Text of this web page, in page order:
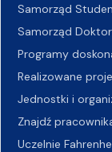
Samorząd
Samorząd
Programy
Realizowane
Jednostki i
Znajdź
Uczelnie